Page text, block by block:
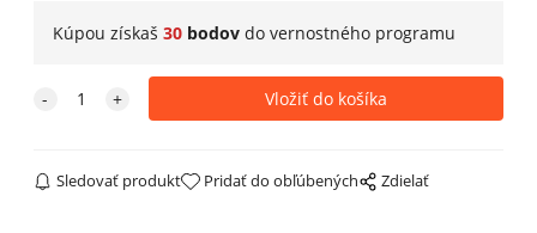
Kúpou získaš 30bodovdo vernostného programu
Sledovať produkt Pridať do obľúbených Zdielať